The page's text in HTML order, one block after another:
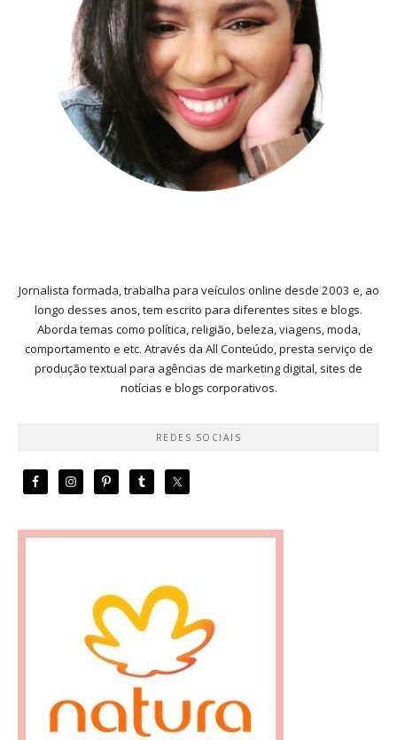
Jornalista formada, trabalha para veículos online desde 2003 e, ao
longo desses anos, tem escrito para diferentes sites e blogs.
Aborda temas como política, religião, beleza, viagens, moda,
comportamento e etc. Através da All Conteúdo, presta serviço de
produção textual para agências de marketing digital, sites de
notícias e blogs corporativos.
REDES SOCIAIS